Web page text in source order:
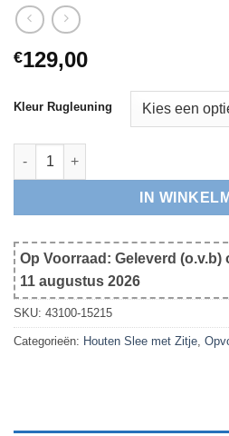
€129,00
Kleur Rugleuning
Opvouwbare Rodelslee met grote
IN
Op Voorraad: Geleverd (o.v.b)
11 augustus 2026
SKU: 43100-15215
Categorieën: Houten Slee met Zitje